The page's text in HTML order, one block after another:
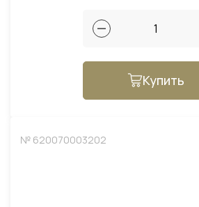
Купить
№ 620070003202